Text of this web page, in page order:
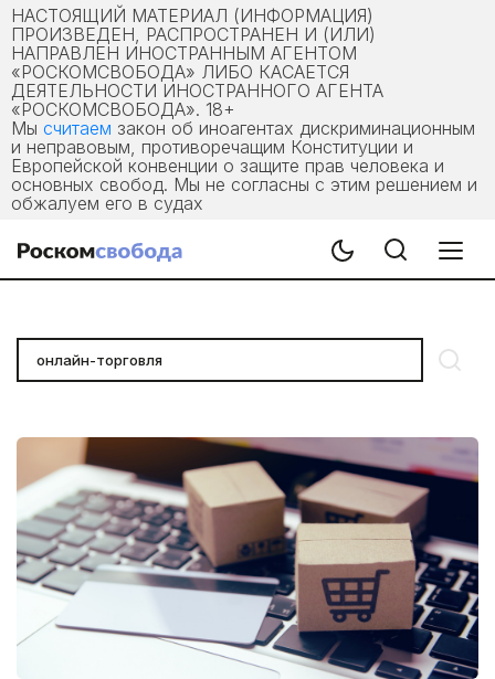
НАСТОЯЩИЙ МАТЕРИАЛ (ИНФОРМАЦИЯ)
ПРОИЗВЕДЕН, РАСПРОСТРАНЕН И (ИЛИ)
НАПРАВЛЕН ИНОСТРАННЫМ АГЕНТОМ
«РОСКОМСВОБОДА» ЛИБО КАСАЕТСЯ
ДЕЯТЕЛЬНОСТИ ИНОСТРАННОГО АГЕНТА
«РОСКОМСВОБОДА». 18+
Мы считаем закон об иноагентах дискриминационным
и неправовым, противоречащим Конституции и
Европейской конвенции о защите прав человека и
основных свобод. Мы не согласны с этим решением и
обжалуем его в судах